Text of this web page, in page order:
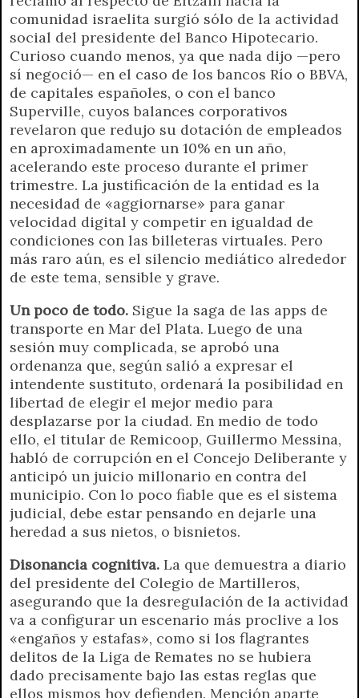
comunidad israelita surgió sólo de la actividad
social del presidente del Banco Hipotecario.
Curioso cuando menos, ya que nada dijo —pero
sí negoció— en el caso de los bancos Río o BBVA,
de capitales españoles, o con el banco
Superville, cuyos balances corporativos
revelaron que redujo su dotación de empleados
en aproximadamente un 10% en un año,
acelerando este proceso durante el primer
trimestre. La justificación de la entidad es la
necesidad de «aggiornarse» para ganar
velocidad digital y competir en igualdad de
condiciones con las billeteras virtuales. Pero
más raro aún, es el silencio mediático alrededor
de este tema, sensible y grave.
Un poco de todo. Sigue la saga de las apps de
transporte en Mar del Plata. Luego de una
sesión muy complicada, se aprobó una
ordenanza que, según salió a expresar el
intendente sustituto, ordenará la posibilidad en
libertad de elegir el mejor medio para
desplazarse por la ciudad. En medio de todo
ello, el titular de Remicoop, Guillermo Messina,
habló de corrupción en el Concejo Deliberante y
anticipó un juicio millonario en contra del
municipio. Con lo poco fiable que es el sistema
judicial, debe estar pensando en dejarle una
heredad a sus nietos, o bisnietos.
Disonancia cognitiva. La que demuestra a diario
del presidente del Colegio de Martilleros,
asegurando que la desregulación de la actividad
va a configurar un escenario más proclive a los
«engaños y estafas», como si los flagrantes
delitos de la Liga de Remates no se hubiera
dado precisamente bajo las estas reglas que
ellos mismos hoy defienden. Mención aparte